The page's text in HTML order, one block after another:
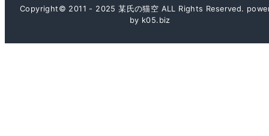
Copyright© 2011 - 2025 某氏の猫空 ALL Rights Reserved.
by k05.biz